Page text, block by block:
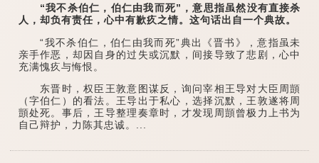
“我不杀伯仁，伯仁由我而死”，意思指虽然没有直接杀
人，却负有责任，心中有歉疚之情。这句话出自一个典故。
“我不杀伯仁，伯仁由我而死”典出《晋书》，意指虽未
亲手作恶，却因自身的过失或沉默，间接导致了悲剧，心中
充满愧疚与悔恨。
东晋时，权臣王敦意图谋反，询问宰相王导对大臣周顗
（字伯仁）的看法。王导出于私心，选择沉默，王敦遂将周
顗处死。事后，王导整理奏章时，才发现周顗曾极力上书为
自己辩护，力陈其忠诚。...